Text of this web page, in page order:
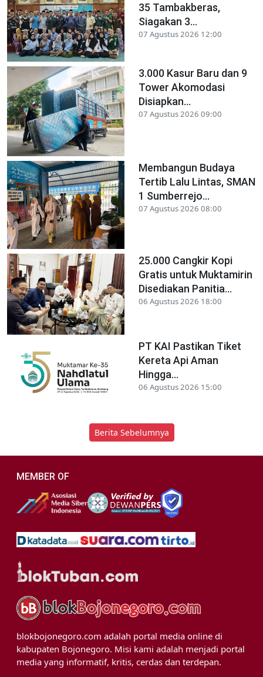
35 Tambakberas,
Siagakan 3...
07 Agustus 2026 12:00
3.000 Kasur Baru dan 9
Tower Akomodasi
Disiapkan...
07 Agustus 2026 09:00
Membangun Budaya
Tertib Lalu Lintas, SMAN
1 Sumberrejo...
07 Agustus 2026 08:00
25.000 Cangkir Kopi
Gratis untuk Muktamirin
Disediakan Panitia...
06 Agustus 2026 18:00
PT KAI Pastikan Tiket
Kereta Api Aman
Hingga...
06 Agustus 2026 15:00
Berita Sebelumnya
MEMBER OF
blokbojonegoro.com adalah portal media online di
kabupaten Bojonegoro. Misi kami adalah menjadi portal
media yang informatif, kritis, cerdas dan terdepan.